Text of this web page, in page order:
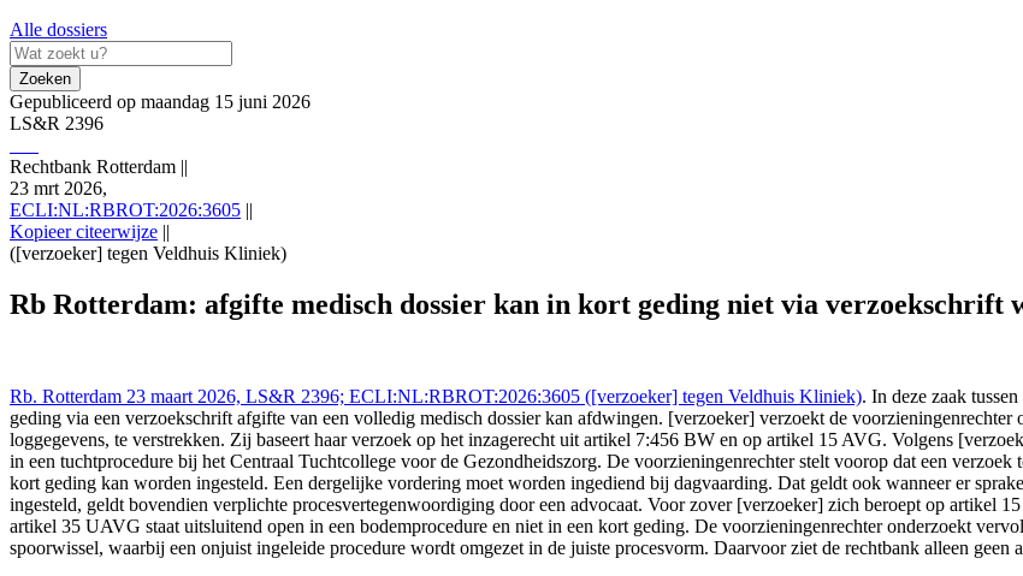
Alle dossiers
Zoeken
Gepubliceerd op maandag 15 juni 2026
LS&R 2396
Rechtbank Rotterdam ||
23 mrt 2026,
ECLI:NL:RBROT:2026:3605 ||
Kopieer citeerwijze ||
([verzoeker] tegen Veldhuis Kliniek)
geding-niet-via-verzoekschrift-worden-afgedwongen
Rb Rotterdam: afgifte medisch dossier kan in kort geding niet via verzoekschrift
Rb. Rotterdam 23 maart 2026, LS&R 2396; ECLI:NL:RBROT:2026:3605 ([verzoeker] tegen Veldhuis Kliniek). In deze zaak
geding via een verzoekschrift afgifte van een volledig medisch dossier kan afdwingen. [verzoeker] verzoekt de
loggegevens, te verstrekken. Zij baseert haar verzoek op het inzagerecht uit artikel 7:456 BW en op artikel 15 AVG. Volgens
in een tuchtprocedure bij het Centraal Tuchtcollege voor de Gezondheidszorg. De voorzieningenrechter stelt voorop dat een
kort geding kan worden ingesteld. Een dergelijke vordering moet worden ingediend bij dagvaarding. Dat geldt ook wanneer er
ingesteld, geldt bovendien verplichte procesvertegenwoordiging door een advocaat. Voor zover [verzoeker] zich beroept op artikel
artikel 35 UAVG staat uitsluitend open in een bodemprocedure en niet in een kort geding. De voorzieningenrechter onderzoekt
spoorwissel, waarbij een onjuist ingeleide procedure wordt omgezet in de juiste procesvorm. Daarvoor ziet de rechtbank alleen geen